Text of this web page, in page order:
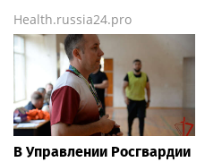
Health.russia24.pro
В Управлении Росгвардии